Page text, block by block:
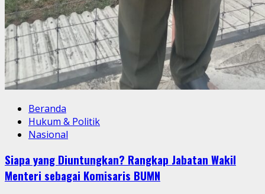
Beranda
Hukum & Politik
Nasional
Siapa yang Diuntungkan? Rangkap Jabatan Wakil
Menteri sebagai Komisaris BUMN